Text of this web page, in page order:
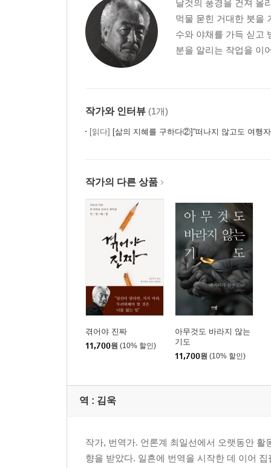
어느 공중 부유자
월광수月光水
히말라야의 할리우드
명상 바이러스
지옥을 방황하는 에리카
황야의 퍼즐
고릴라가 사라지다
지옥 기조음
옮긴이의 글
날것의 풍경을 건져 올
먹물 묻힌 거대한 붓을
수와 야채를 가득 싣고
분을 알리는 작업을 이
작가와 인터뷰 (1개)
[읽다] [삶의 지혜를 구하다②]“떠나지 않고도 여행자로 사는 법, 전설의 방랑자 후지와라 신야에게
작가의 다른 상품
겪어야 진짜
11,700원 (10% 할인)
아무것도 바라지 않는
기도
11,700원 (10% 할인)
역 : 김욱
작가, 번역가. 언론계 최일선에서 오랫동안
향을 받았다. 일흔에 번역을 시작한 데 이어